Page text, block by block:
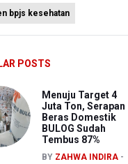
bpjs kesehatan
POSTS
Menuju Target 4
Juta Ton, Serapan
Beras Domestik
BULOG Sudah
Tembus 87%
BY ZAHWA INDIRA